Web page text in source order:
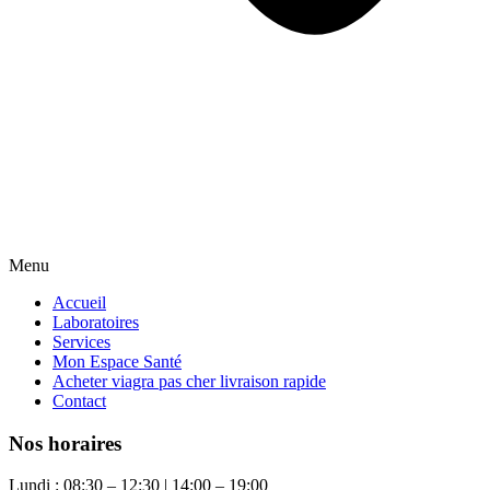
Menu
Accueil
Laboratoires
Services
Mon Espace Santé
Acheter viagra pas cher livraison rapide
Contact
Nos horaires
Lundi : 08:30 – 12:30 | 14:00 – 19:00